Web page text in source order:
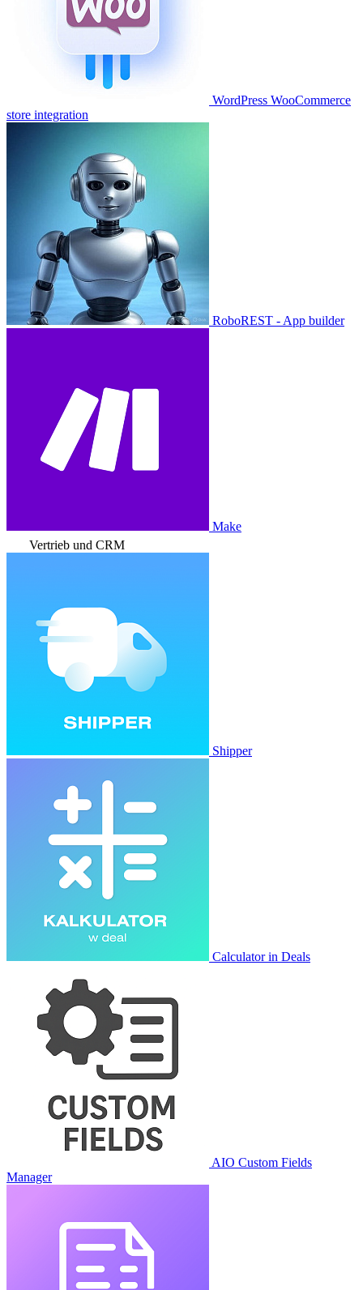
WordPress WooCommerce
store integration
RoboREST - App builder
Make
Vertrieb und CRM
Shipper
Calculator in Deals
AIO Custom Fields
Manager